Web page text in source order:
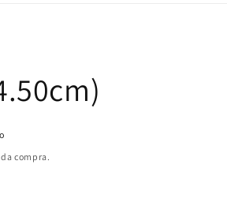
compra.